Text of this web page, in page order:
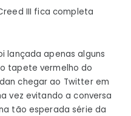
III fica completa
lançada apenas alguns
tapete vermelho do
chegar ao Twitter em
vez evitando a conversa
tão esperada série da